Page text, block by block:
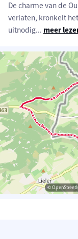
De charme van de
verlaten, kronkelt
uitnodig... meer
©